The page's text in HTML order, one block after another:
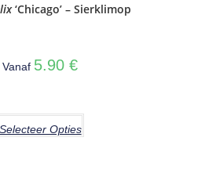
‘Chicago’ – Sierklimop
Vanaf 5.90 €
Selecteer Opties